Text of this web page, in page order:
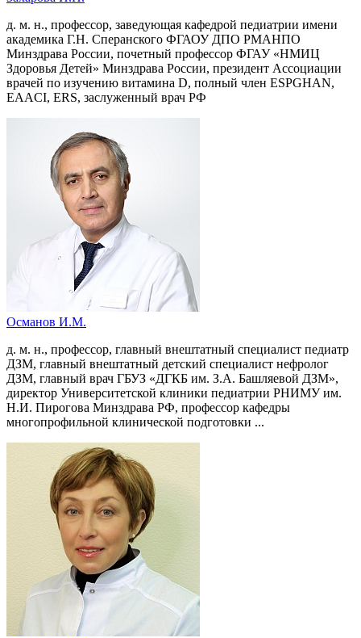
д. м. н., профессор, заведующая кафедрой педиатрии имени
академика Г.Н. Сперанского ФГАОУ ДПО РМАНПО
Минздрава России, почетный профессор ФГАУ «НМИЦ
Здоровья Детей» Минздрава России, президент Ассоциации
врачей по изучению витамина D, полный член ESPGHAN,
EAACI, ERS, заслуженный врач РФ
Османов И.М.
д. м. н., профессор, главный внештатный специалист педиатр
ДЗМ, главный внештатный детский специалист нефролог
ДЗМ, главный врач ГБУЗ «ДГКБ им. З.А. Башляевой ДЗМ»,
директор Университетской клиники педиатрии РНИМУ им.
Н.И. Пирогова Минздрава РФ, профессор кафедры
многопрофильной клинической подготовки ...